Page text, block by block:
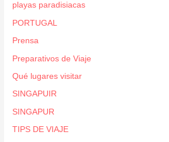
playas paradisiacas
PORTUGAL
Prensa
Preparativos de Viaje
Qué lugares visitar
SINGAPUIR
SINGAPUR
TIPS DE VIAJE